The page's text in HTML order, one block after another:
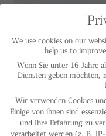
We use cookies on our
help us to
Wenn Sie unter 16 Jahre
Diensten geben möchten,
Wir verwenden Cookies
Einige von ihnen sind
und Ihre Erfahrung zu
verarbeitet werden (z. B.